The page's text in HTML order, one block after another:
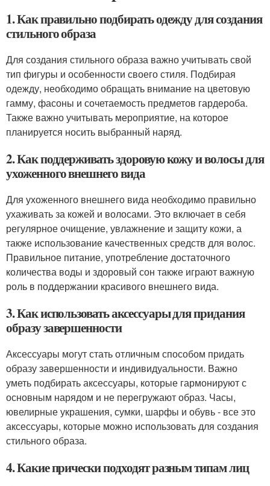
1. Как правильно подбирать одежду для создания
стильного образа
Для создания стильного образа важно учитывать свой
тип фигуры и особенности своего стиля. Подбирая
одежду, необходимо обращать внимание на цветовую
гамму, фасоны и сочетаемость предметов гардероба.
Также важно учитывать мероприятие, на которое
планируется носить выбранный наряд.
2. Как поддерживать здоровую кожу и волосы для
ухоженного внешнего вида
Для ухоженного внешнего вида необходимо правильно
ухаживать за кожей и волосами. Это включает в себя
регулярное очищение, увлажнение и защиту кожи, а
также использование качественных средств для волос.
Правильное питание, употребление достаточного
количества воды и здоровый сон также играют важную
роль в поддержании красивого внешнего вида.
3. Как использовать аксессуары для придания
образу завершенности
Аксессуары могут стать отличным способом придать
образу завершенности и индивидуальности. Важно
уметь подбирать аксессуары, которые гармонируют с
основным нарядом и не перегружают образ. Часы,
ювелирные украшения, сумки, шарфы и обувь - все это
аксессуары, которые можно использовать для создания
стильного образа.
4. Какие прически подходят разным типам лиц